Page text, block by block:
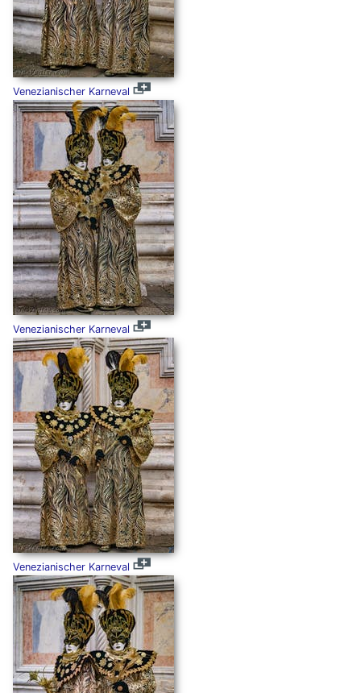
Venezianischer Karneval
Venezianischer Karneval
Venezianischer Karneval